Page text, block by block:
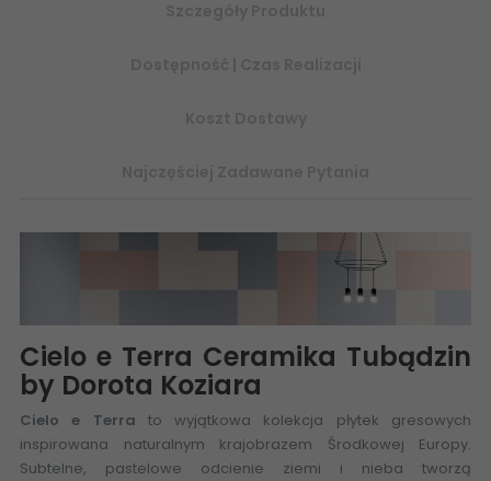
Cielo e Terra Ceramika Tubądzin
by Dorota Koziara
Cielo e Terra to wyjątkowa kolekcja płytek gresowych
inspirowana naturalnym krajobrazem Środkowej Europy.
Subtelne, pastelowe odcienie ziemi i nieba tworzą